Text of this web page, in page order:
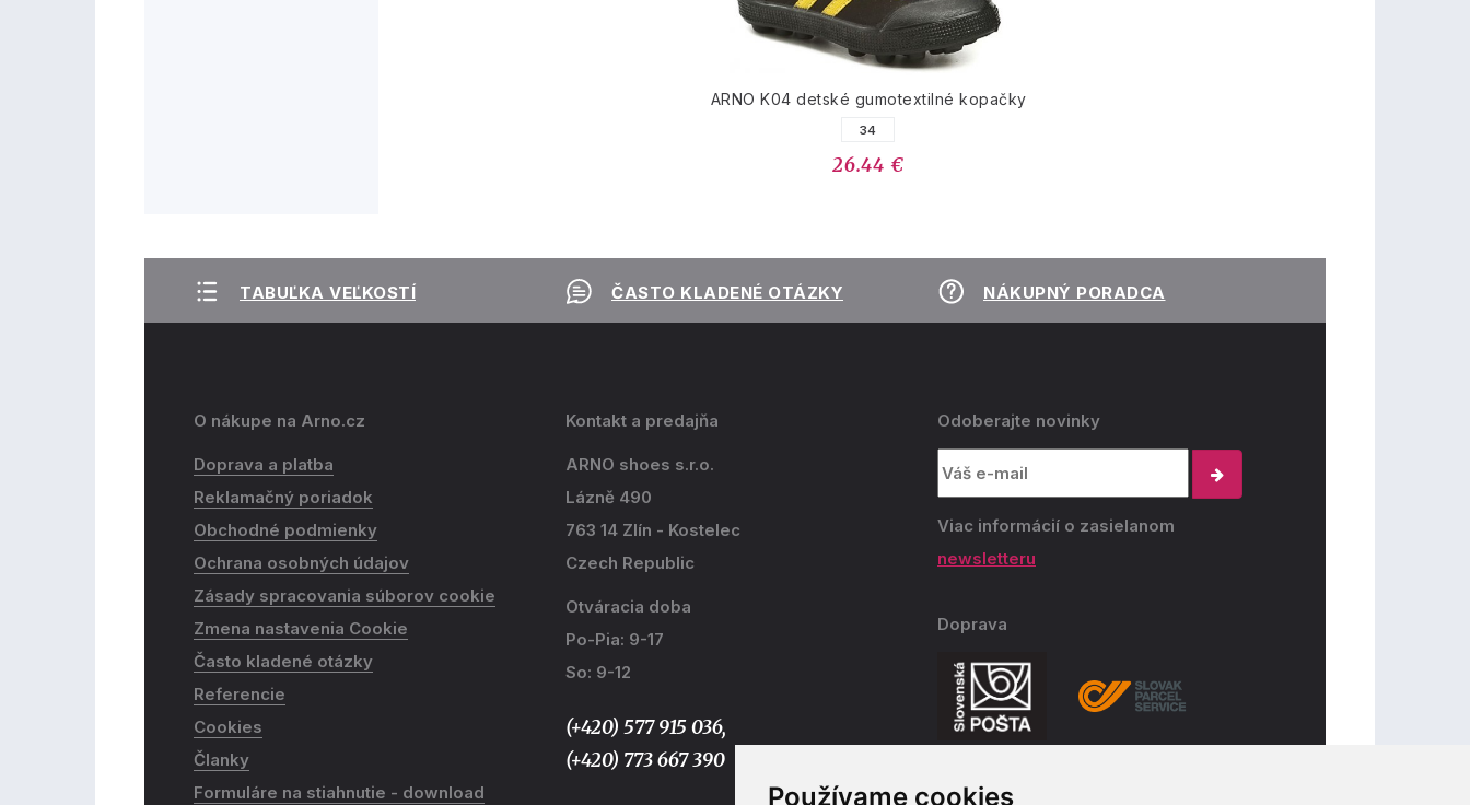
Používame cookies
ARNO K04 detské gumotextilné kopačky
34
26.44 €
TABUĽKA VEĽKOSTÍ ČASTO KLADENÉ OTÁZKY NÁKUPNÝ PORADCA
O nákupe na Arno.cz
Doprava a platba
Reklamačný poriadok
Obchodné podmienky
Ochrana osobných údajov
Zásady spracovania súborov cookie
Zmena nastavenia Cookie
Často kladené otázky
Referencie
Cookies
Članky
Formuláre na stiahnutie - download​
Kontakt a predajňa
ARNO shoes s.r.o.
Lázně 490
763 14 Zlín - Kostelec
Czech Republic
Otváracia doba
Po-Pia: 9-17
So: 9-12
(+420) 577 915 036,
(+420) 773 667 390
Odoberajte novinky
Viac informácií o zasielanom
newsletteru
Doprava